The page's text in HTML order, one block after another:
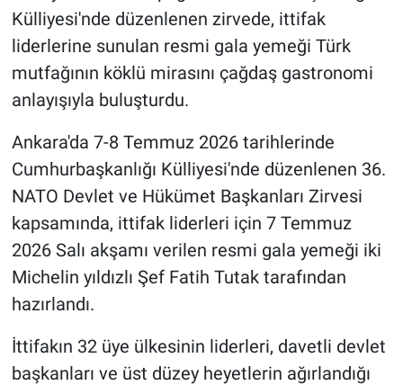
Külliyesi'nde düzenlenen zirvede, ittifak
liderlerine sunulan resmi gala yemeği Türk
mutfağının köklü mirasını çağdaş gastronomi
anlayışıyla buluşturdu.
Ankara'da 7-8 Temmuz 2026 tarihlerinde
Cumhurbaşkanlığı Külliyesi'nde düzenlenen 36.
NATO Devlet ve Hükümet Başkanları Zirvesi
kapsamında, ittifak liderleri için 7 Temmuz
2026 Salı akşamı verilen resmi gala yemeği iki
Michelin yıldızlı Şef Fatih Tutak tarafından
hazırlandı.
İttifakın 32 üye ülkesinin liderleri, davetli devlet
başkanları ve üst düzey heyetlerin ağırlandığı